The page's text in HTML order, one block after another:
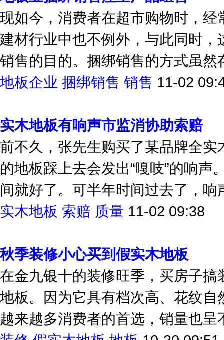
地板业捆绑销售注重产品组合
现如今，消费者在超市购物时，
建材行业中也不例外，与此同时
销售的目的。捆绑销售的方式虽
地板企业
捆绑销售 销售
实木地板有响声市监消协助索赔
前不久，张先生购买了某品牌全
的地板踩上去会发出“嘎吱”的响
间就好了。可半年时间过去了，响
实木地板 索赔 质量
秋季装修小心买到假实木地板
在金九银十的装修旺季，买房子
地板。因为它具有档次高、花纹
越来越多消费者的首选，销量也呈